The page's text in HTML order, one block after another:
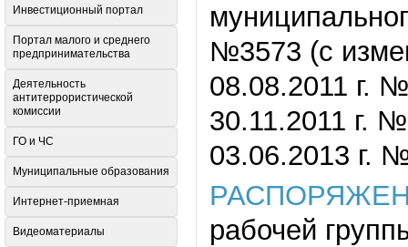
№3573 (с
08.08.2011 г.
30.11.2011 г.
03.06.2013 г.
рабочей
Инвестиционный портал
Портал малого и среднего
предпринимательства
Деятельность
антитеррористической
комиссии
ГО и ЧС
Муниципальные образования
Интернет-приемная
Видеоматериалы